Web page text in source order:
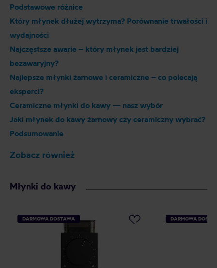
Podstawowe różnice
Który młynek dłużej wytrzyma? Porównanie trwałości i
wydajności
Najczęstsze awarie – który młynek jest bardziej
bezawaryjny?
Najlepsze młynki żarnowe i ceramiczne – co polecają
eksperci?
Ceramiczne młynki do kawy — nasz wybór
Jaki młynek do kawy żarnowy czy ceramiczny wybrać?
Podsumowanie
Zobacz również
Młynki do kawy
DARMOWA DOSTAWA DARMOWA